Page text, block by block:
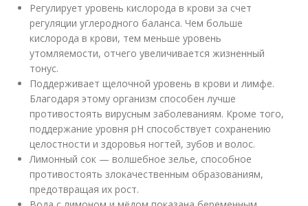
Регулирует уровень кислорода в крови за счет
регуляции углеродного баланса. Чем больше
кислорода в крови, тем меньше уровень
утомляемости, отчего увеличивается жизненный
тонус.
Поддерживает щелочной уровень в крови и лимфе.
Благодаря этому организм способен лучше
противостоять вирусным заболеваниям. Кроме того,
поддержание уровня pH способствует сохранению
целостности и здоровья ногтей, зубов и волос.
Лимонный сок — волшебное зелье, способное
противостоять злокачественным образованиям,
предотвращая их рост.